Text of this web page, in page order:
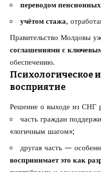
переводом
учётом стажа,
Правительство Молдовы
соглашениями с
обеспечению.
Психологическое
восприятие
Решение о выходе из СНГ
часть граждан
«логичным шагом»;
другая часть —
воспринимает это как